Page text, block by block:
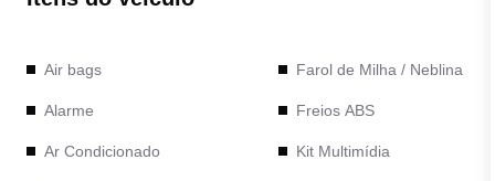
Air bags
Alarme
Ar Condicionado
Farol de Milha / Neblina
Freios ABS
Kit Multimídia